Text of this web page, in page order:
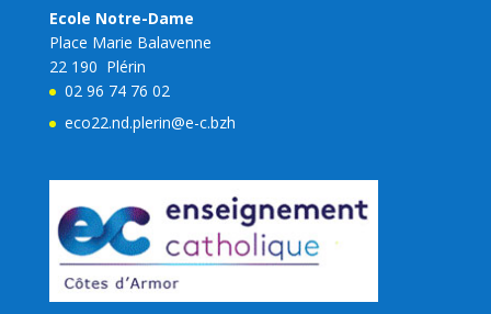
Ecole Notre-Dame
Place Marie Balavenne
22 190 Plérin
02 96 74 76 02
eco22.nd.plerin@e-c.bzh